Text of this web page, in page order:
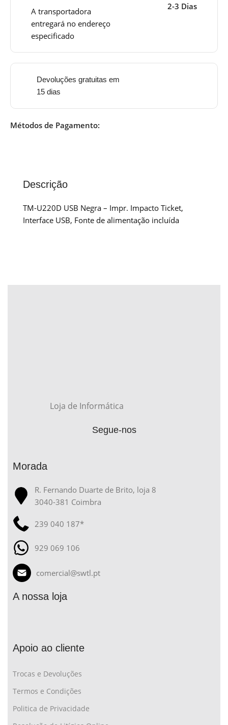
A transportadora
entregará no endereço
especificado
2-3 Dias
Devoluções gratuitas em
15 dias
Métodos de Pagamento:
Descrição
TM-U220D USB Negra – Impr. Impacto Ticket,
Interface USB, Fonte de alimentação incluída
Loja de Informática
Segue-nos
Morada
R. Fernando Duarte de Brito, loja 8
3040-381 Coimbra
239 040 187*
929 069 106
comercial@swtl.pt
A nossa loja
Apoio ao cliente
Trocas e Devoluções
Termos e Condições
Politica de Privacidade